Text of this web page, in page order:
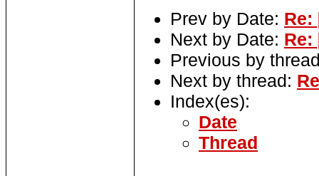
Prev by Date: Re:
Next by Date: Re:
Previous by
Next by thread:
Index(es):
Date
Thread